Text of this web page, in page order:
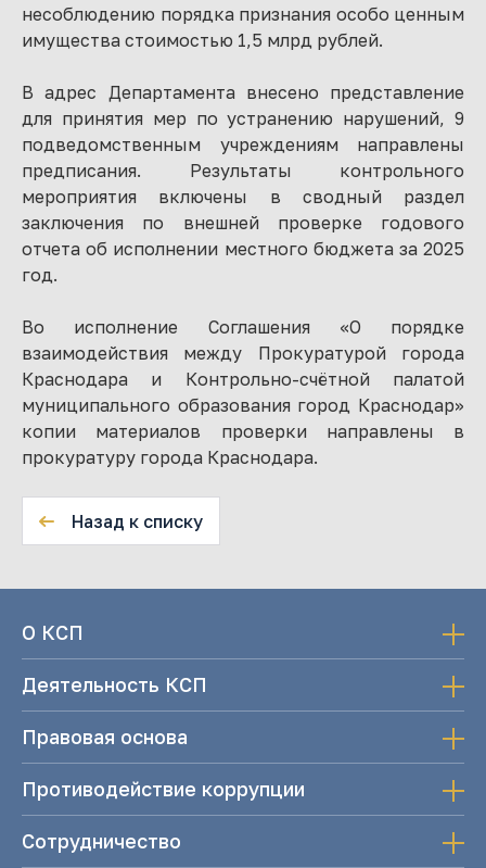
несоблюдению порядка признания особо ценным
имущества стоимостью 1,5 млрд рублей.
В адрес Департамента внесено представление
для принятия мер по устранению нарушений, 9
подведомственным учреждениям направлены
предписания. Результаты контрольного
мероприятия включены в сводный раздел
заключения по внешней проверке годового
отчета об исполнении местного бюджета за 2025
год.
Во исполнение Соглашения «О порядке
взаимодействия между Прокуратурой города
Краснодара и Контрольно-счётной палатой
муниципального образования город Краснодар»
копии материалов проверки направлены в
прокуратуру города Краснодара.
Назад к списку
О КСП
Деятельность КСП
Правовая основа
Противодействие коррупции
Сотрудничество